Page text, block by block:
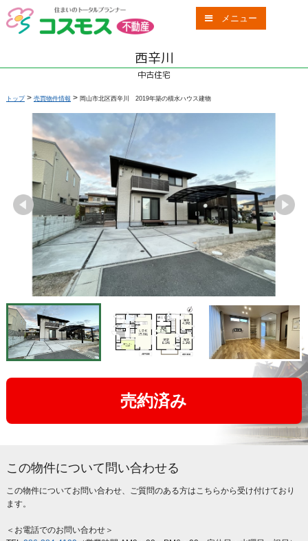
メニュー
西辛川
中古住宅
トップ> 売買物件情報 > 岡山市北区西辛川 2019年築の積水ハウス建物
売約済み
この物件について問い合わせる
この物件についてお問い合わせ、ご質問のある方はこちらから受け付けており
ます。
＜お電話でのお問い合わせ＞